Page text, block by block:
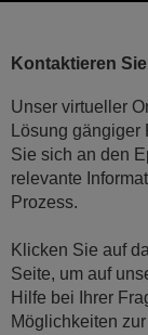
Kontaktieren
Unser virtueller
Lösung
Sie sich an den
relevante
Prozess.
Klicken Sie auf
Seite, um auf
Hilfe bei Ihrer
Möglichkeiten